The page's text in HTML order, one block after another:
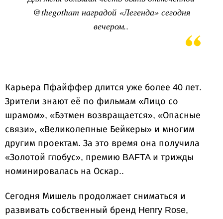
@thegotham наградой «Легенда» сегодня
вечером..
Карьера Пфайффер длится уже более 40 лет.
Зрители знают её по фильмам «Лицо со
шрамом», «Бэтмен возвращается», «Опасные
связи», «Великолепные Бейкеры» и многим
другим проектам. За это время она получила
«Золотой глобус», премию BAFTA и трижды
номинировалась на Оскар..
Сегодня Мишель продолжает сниматься и
развивать собственный бренд Henry Rose,